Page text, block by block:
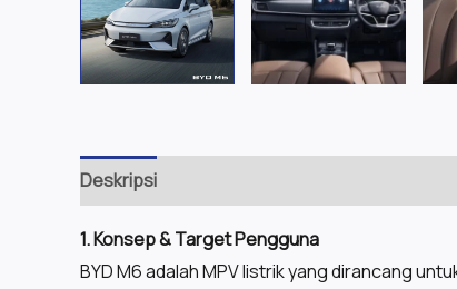
Deskripsi
1. Konsep & Target Pengguna
BYD M6 adalah MPV listrik yang dirancang